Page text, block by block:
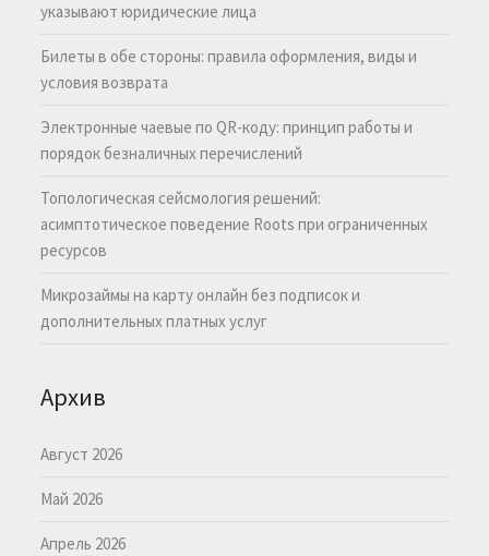
указывают юридические лица
Билеты в обе стороны: правила оформления, виды и
условия возврата
Электронные чаевые по QR-коду: принцип работы и
порядок безналичных перечислений
Топологическая сейсмология решений:
асимптотическое поведение Roots при ограниченных
ресурсов
Микрозаймы на карту онлайн без подписок и
дополнительных платных услуг
Архив
Август 2026
Май 2026
Апрель 2026